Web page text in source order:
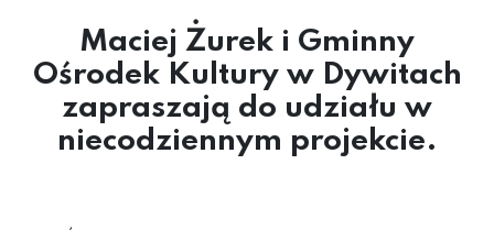
Maciej Żurek i Gminny
Ośrodek Kultury w Dywitach
zapraszają do udziału w
niecodziennym projekcie.